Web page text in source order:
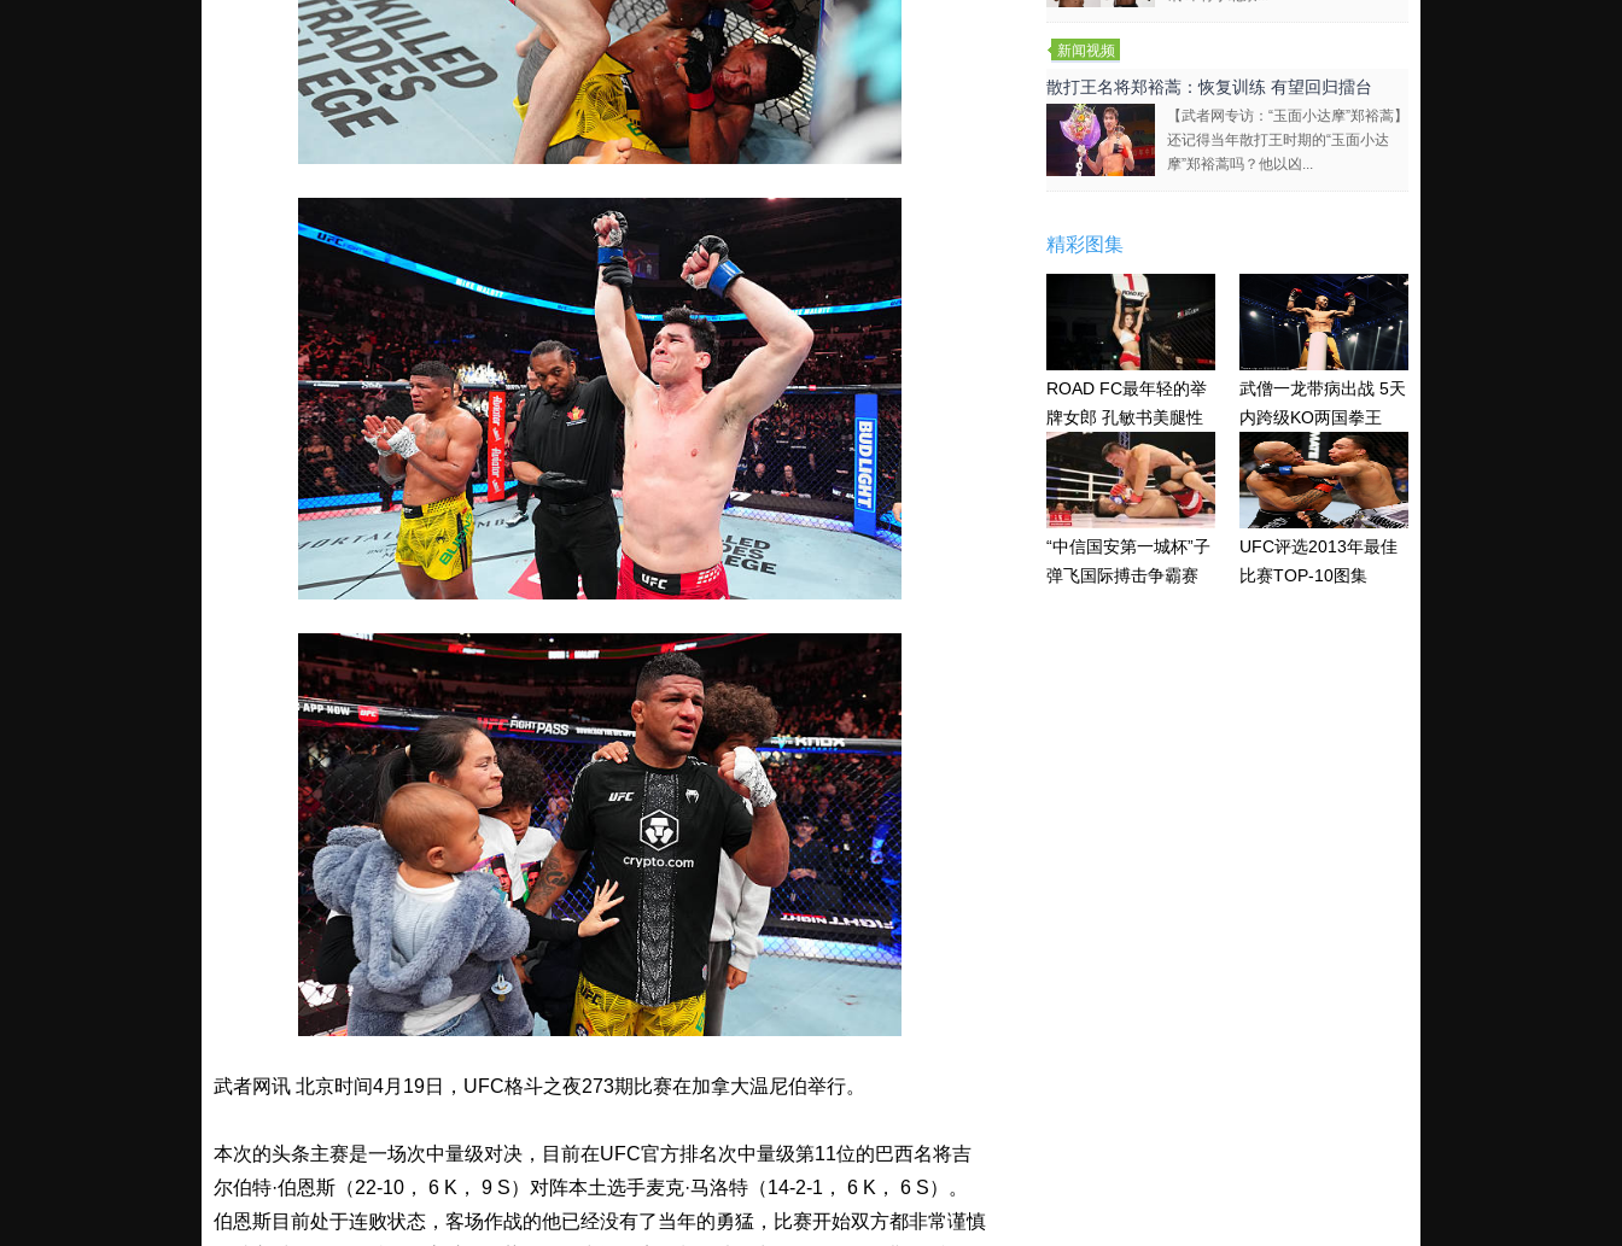
武者网讯 北京时间4月19日，UFC格斗之夜273期比赛在加拿大温尼伯举行。
本次的头条主赛是一场次中量级对决，目前在UFC官方排名次中量级第11位的巴西名将吉
尔伯特·伯恩斯（22-10， 6 K， 9 S）对阵本土选手麦克·马洛特（14-2-1， 6 K， 6 S）。
伯恩斯目前处于连败状态，客场作战的他已经没有了当年的勇猛，比赛开始双方都非常谨慎
新闻视频
散打王名将郑裕蒿：恢复训练 有望回归擂台
【武者网专访：“玉面小达摩”郑裕蒿】
还记得当年散打王时期的“玉面小达
摩”郑裕蒿吗？他以凶...
精彩图集
ROAD FC最年轻的举
牌女郎 孔敏书美腿性
感眼神清纯
武僧一龙带病出战 5天
内跨级KO两国拳王
“中信国安第一城杯”子
弹飞国际搏击争霸赛
UFC评选2013年最佳
比赛TOP-10图集